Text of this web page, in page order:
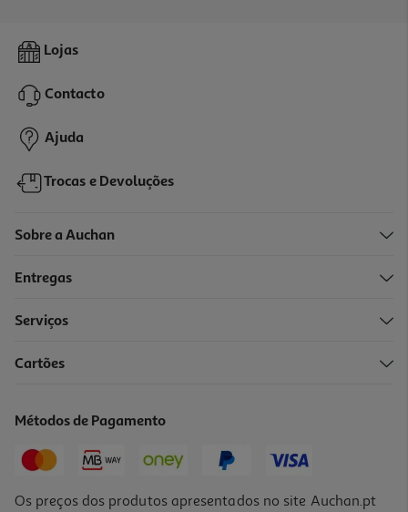
Alcaparras Cimarrom 250(140)g
2,29 €
Lojas
Contacto
Ajuda
Trocas e Devoluções
Sobre a Auchan
Entregas
Serviços
Cartões
Métodos de Pagamento
Os preços dos produtos apresentados no site Auchan.pt